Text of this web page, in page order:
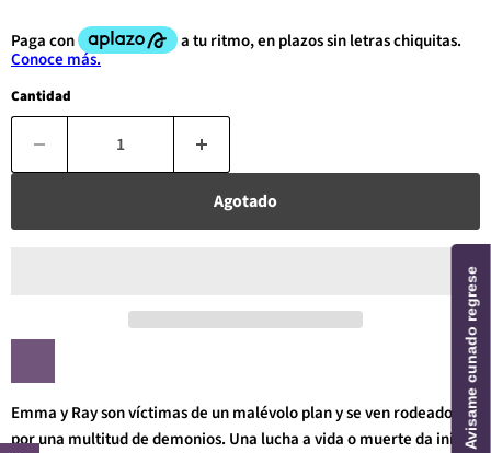
Cantidad
Agotado
Emma y Ray son víctimas de un malévolo plan y se ven rodeados
por una multitud de demonios. Una lucha a vida o muerte da inicio.
Avisame cunado regrese